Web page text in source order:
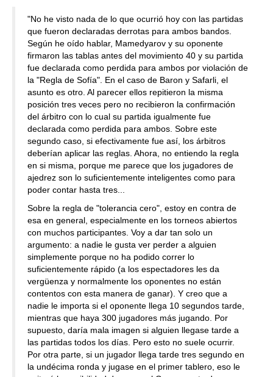
"No he visto nada de lo que ocurrió hoy con las partidas
que fueron declaradas derrotas para ambos bandos.
Según he oído hablar, Mamedyarov y su oponente
firmaron las tablas antes del movimiento 40 y su partida
fue declarada como perdida para ambos por violación de
la "Regla de Sofía". En el caso de Baron y Safarli, el
asunto es otro. Al parecer ellos repitieron la misma
posición tres veces pero no recibieron la confirmación
del árbitro con lo cual su partida igualmente fue
declarada como perdida para ambos. Sobre este
segundo caso, si efectivamente fue así, los árbitros
deberían aplicar las reglas. Ahora, no entiendo la regla
en si misma, porque me parece que los jugadores de
ajedrez son lo suficientemente inteligentes como para
poder contar hasta tres...
Sobre la regla de "tolerancia cero", estoy en contra de
esa en general, especialmente en los torneos abiertos
con muchos participantes. Voy a dar tan solo un
argumento: a nadie le gusta ver perder a alguien
simplemente porque no ha podido correr lo
suficientemente rápido (a los espectadores les da
vergüenza y normalmente los oponentes no están
contentos con esta manera de ganar). Y creo que a
nadie le importa si el oponente llega 10 segundos tarde,
mientras que haya 300 jugadores más jugando. Por
supuesto, daría mala imagen si alguien llegase tarde a
las partidas todos los días. Pero esto no suele ocurrir.
Por otra parte, si un jugador llega tarde tres segundo en
la undécima ronda y jugase en el primer tablero, eso le